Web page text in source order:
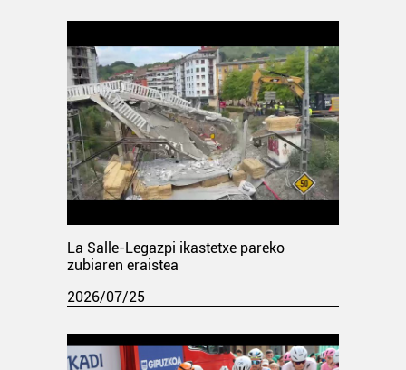
La Salle-Legazpi ikastetxe pareko
zubiaren eraistea
2026/07/25